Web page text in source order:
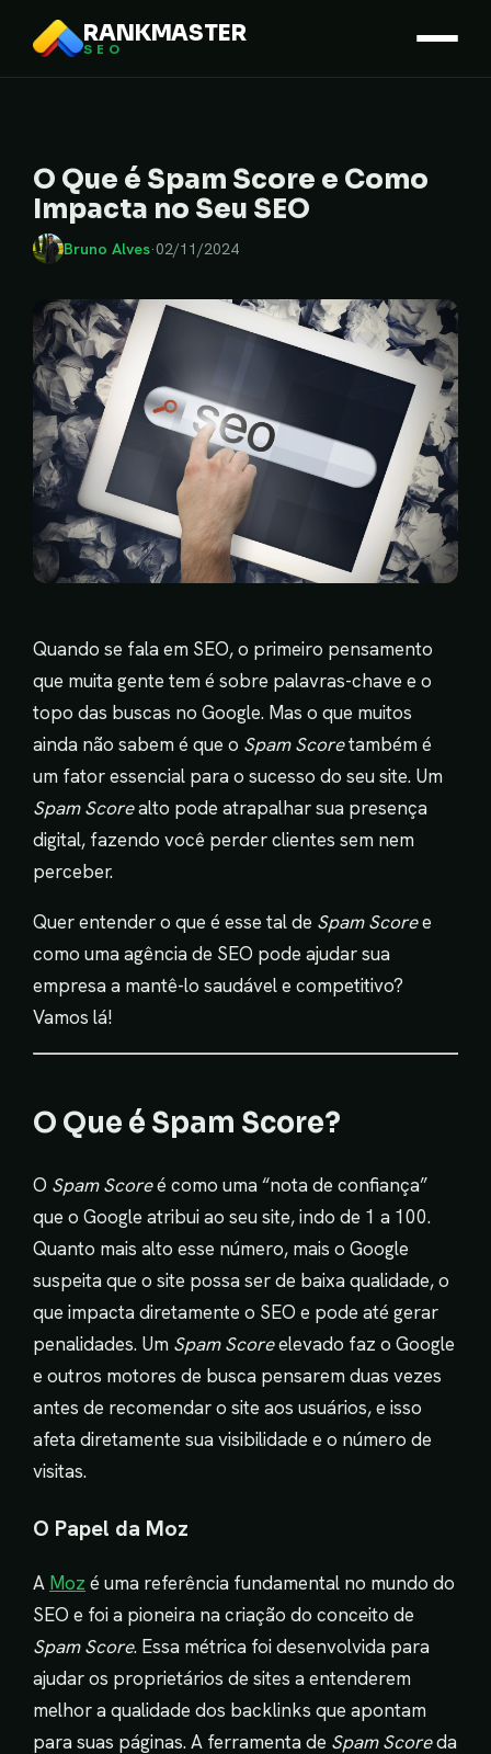
RANKMASTER
SEO
O Que é Spam Score e Como
Impacta no Seu SEO
Bruno Alves·02/11/2024
Quando se fala em SEO, o primeiro pensamento
que muita gente tem é sobre palavras-chave e o
topo das buscas no Google. Mas o que muitos
ainda não sabem é que o Spam Scoretambém é
um fator essencial para o sucesso do seu site. Um
Spam Scorealto pode atrapalhar sua presença
digital, fazendo você perder clientes sem nem
perceber.
Quer entender o que é esse tal de Spam Scoree
como uma agência de SEO pode ajudar sua
empresa a mantê-lo saudável e competitivo?
Vamos lá!
O Que é Spam Score?
O Spam Scoreé como uma “nota de confiança”
que o Google atribui ao seu site, indo de 1 a 100.
Quanto mais alto esse número, mais o Google
suspeita que o site possa ser de baixa qualidade, o
que impacta diretamente o SEO e pode até gerar
penalidades. Um Spam Scoreelevado faz o Google
e outros motores de busca pensarem duas vezes
antes de recomendar o site aos usuários, e isso
afeta diretamente sua visibilidade e o número de
visitas.
O Papel da Moz
A Moz é uma referência fundamental no mundo do
SEO e foi a pioneira na criação do conceito de
Spam Score. Essa métrica foi desenvolvida para
ajudar os proprietários de sites a entenderem
melhor a qualidade dos backlinks que apontam
para suas páginas. A ferramenta de Spam Scoreda